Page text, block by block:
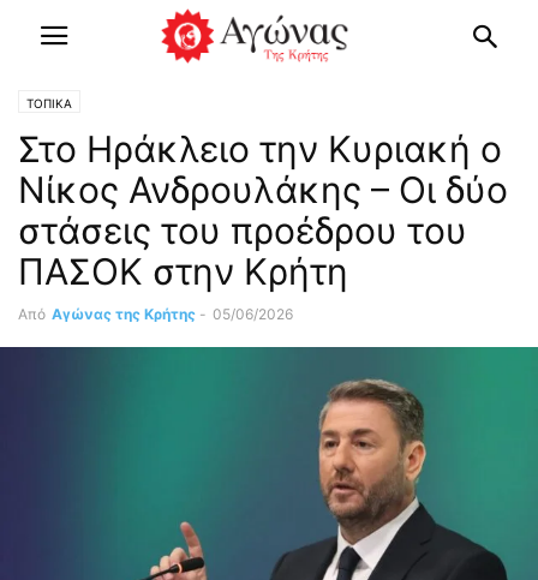
ΤΟΠΙΚΑ
Στο Ηράκλειο την Κυριακή ο
Νίκος Ανδρουλάκης – Οι δύο
στάσεις του προέδρου του
ΠΑΣΟΚ στην Κρήτη
Από Αγώνας της Κρήτης - 05/06/2026